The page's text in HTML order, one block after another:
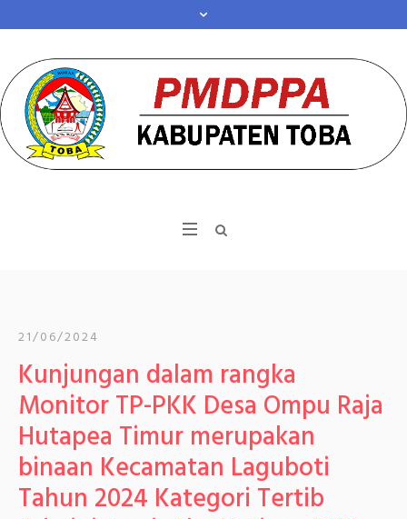
21/06/2024
Kunjungan dalam rangka
Monitor TP-PKK Desa Ompu Raja
Hutapea Timur merupakan
binaan Kecamatan Laguboti
Tahun 2024 Kategori Tertib